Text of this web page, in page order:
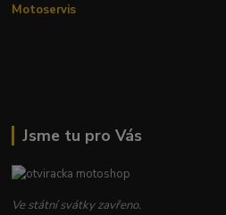
Motoservis
Jsme tu pro Vás
Ve státní svátky zavřeno.